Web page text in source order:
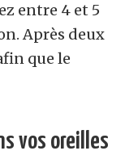
entre 4 et 5
Après deux
que le
vos oreilles